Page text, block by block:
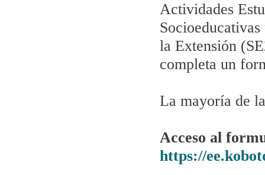
Actividades
la Extensión
completa un
La mayoría de
Acceso al
https://